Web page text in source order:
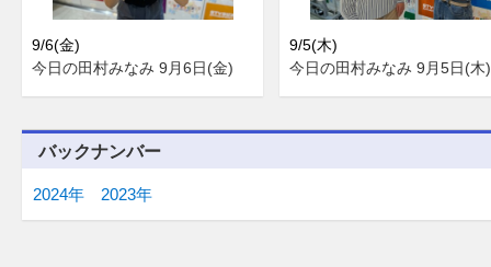
9/6(金)
今日の田村みなみ 9月6日(金)
9/5(木)
今日の田村みなみ 9月5日(木)
バックナンバー
2024年 2023年